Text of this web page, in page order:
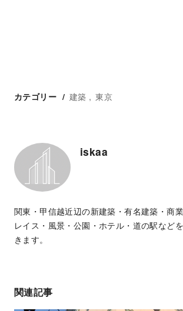
カテゴリー 建築 東京
iskaa
関東・甲信越近辺の新建築・有名建築・商
レイス・風景・公園・ホテル・道の駅など
きます。
関連記事